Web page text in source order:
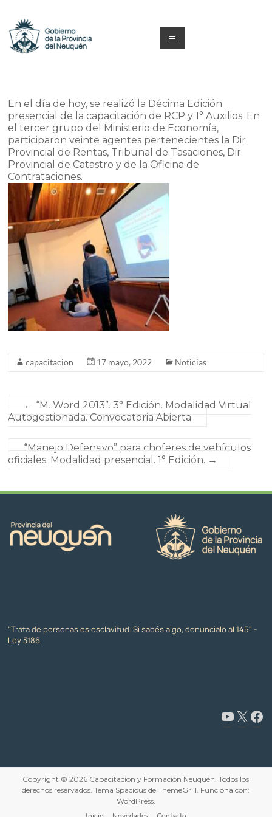
contenido
y
Formación
Neuquén
Menú
En el día de hoy, se realizó la Décima Edición
presencial de la capacitación de RCP y 1° Auxilios. En
el tercer grupo del Ministerio de Economía,
participaron veinte agentes pertenecientes la Dir.
Provincial de Rentas, Tribunal de Tasaciones, Dir.
Provincial de Catastro y de la Oficina de
Contrataciones.
capacitacion 17 mayo, 2022 Noticias
← “M. Word 2013”. 3° Edición. Modalidad Virtual
Autogestionada. Convocatoria Abierta
“Manejo Defensivo” para choferes de vehículos
oficiales. Modalidad presencial. 1° Edición. →
"Trata de personas es esclavitud. Si sabés algo, denuncialo al 145" -
Ley 3186
www.youtube.com/@CapacitaciónyFormaciónNeuquén X Facebook
Copyright © 2026 Capacitacion y Formación Neuquén. Todos los
derechos reservados. Tema Spacious de ThemeGrill. Funciona con:
WordPress.